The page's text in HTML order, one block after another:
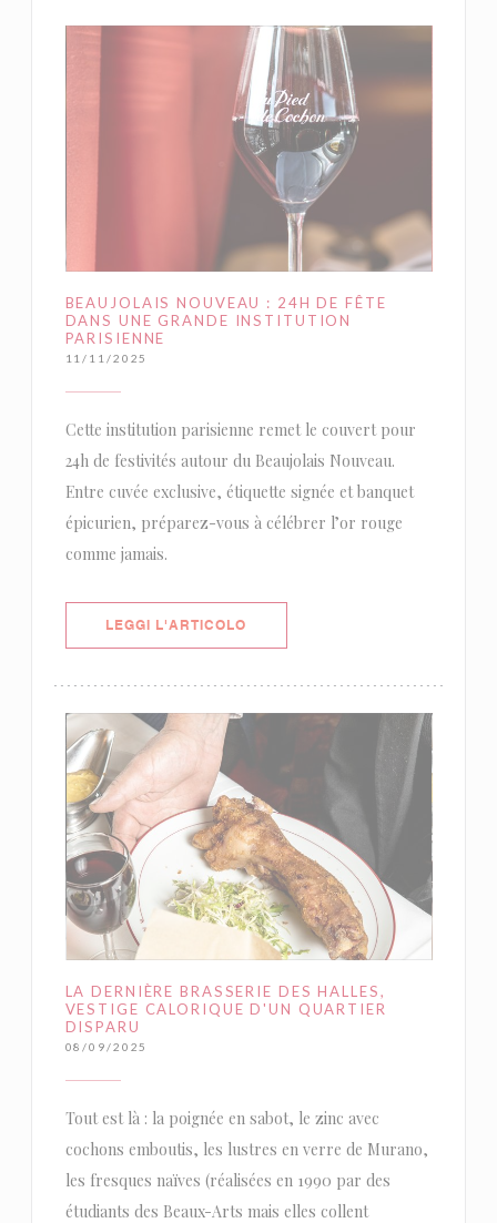
BEAUJOLAIS NOUVEAU : 24H DE FÊTE
DANS UNE GRANDE INSTITUTION
PARISIENNE
11/11/2025
Cette institution parisienne remet le couvert pour
24h de festivités autour du Beaujolais Nouveau.
Entre cuvée exclusive, étiquette signée et banquet
épicurien, préparez-vous à célébrer l’or rouge
comme jamais.
LEGGI L'ARTICOLO
LA DERNIÈRE BRASSERIE DES HALLES,
VESTIGE CALORIQUE D'UN QUARTIER
DISPARU
08/09/2025
Tout est là : la poignée en sabot, le zinc avec
cochons emboutis, les lustres en verre de Murano,
les fresques naïves (réalisées en 1990 par des
étudiants des Beaux-Arts mais elles collent